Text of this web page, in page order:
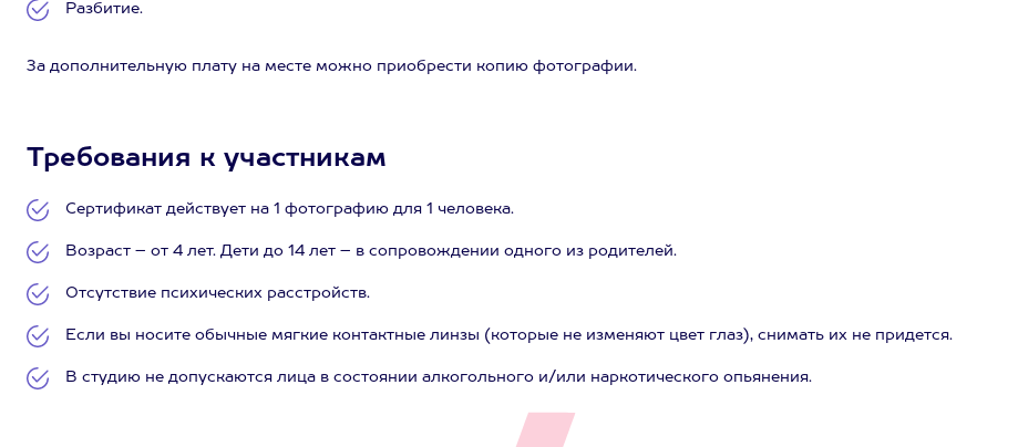
Разбитие.
За дополнительную плату на месте можно приобрести копию фотографии.
Требования к участникам
Сертификат действует на 1 фотографию для 1 человека.
Возраст – от 4 лет. Дети до 14 лет – в сопровождении одного из родителей.
Отсутствие психических расстройств.
Если вы носите обычные мягкие контактные линзы (которые не изменяют цвет глаз), снимать их не придется.
В студию не допускаются лица в состоянии алкогольного и/или наркотического опьянения.